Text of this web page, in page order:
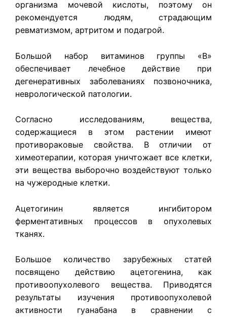
организма мочевой кислоты, поэтому он
рекомендуется людям, страдающим
ревматизмом, артритом и подагрой.
Большой набор витаминов группы «В»
обеспечивает лечебное действие при
дегенеративных заболеваниях позвоночника,
неврологической патологии.
Согласно исследованиям, вещества,
содержащиеся в этом растении имеют
противораковые свойства. В отличии от
химеотерапии, которая уничтожает все клетки,
эти вещества выборочно воздействуют только
на чужеродные клетки.
Ацетогинин является ингибитором
ферментативных процессов в опухолевых
тканях.
Большое количество зарубежных статей
посвящено действию ацетогенина, как
противоопухолевого вещества. Приводятся
результаты изучения противоопухолевой
активности гуанабана в сравнении с